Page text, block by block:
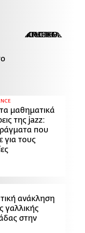
μαθηματικά
της jazz:
που
για τους
ανάκληση
γαλλικής
στην